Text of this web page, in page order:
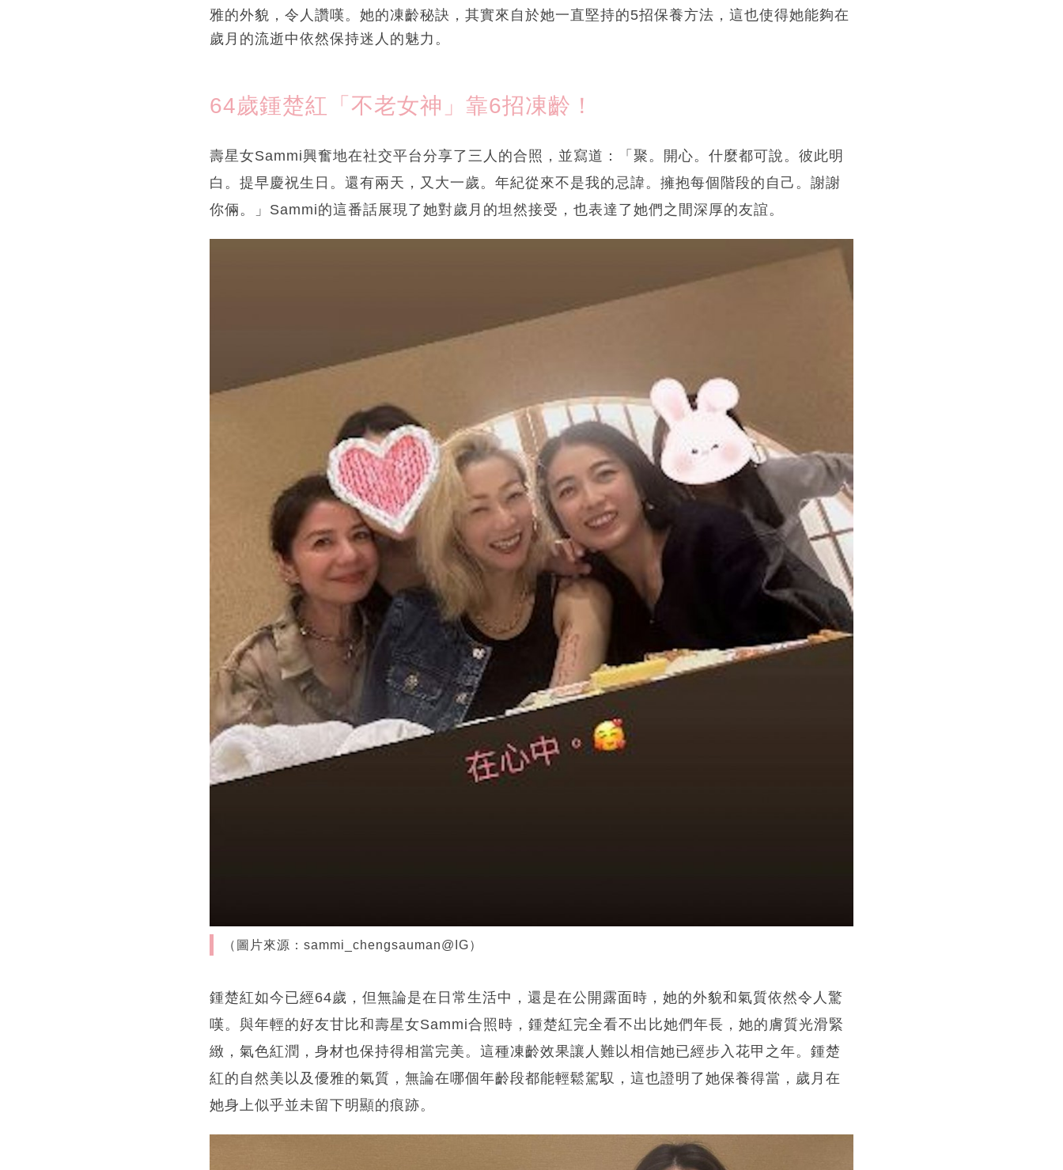
雅的外貌，令人讚嘆。她的凍齡秘訣，其實來自於她一直堅持的5招保養方法，這也使得她能夠在
歲月的流逝中依然保持迷人的魅力。
64歲鍾楚紅「不老女神」靠6招凍齡！
壽星女Sammi興奮地在社交平台分享了三人的合照，並寫道：「聚。開心。什麼都可說。彼此明
白。提早慶祝生日。還有兩天，又大一歲。年紀從來不是我的忌諱。擁抱每個階段的自己。謝謝
你倆。」Sammi的這番話展現了她對歲月的坦然接受，也表達了她們之間深厚的友誼。
（圖片來源：sammi_chengsauman@IG）
鍾楚紅如今已經64歲，但無論是在日常生活中，還是在公開露面時，她的外貌和氣質依然令人驚
嘆。與年輕的好友甘比和壽星女Sammi合照時，鍾楚紅完全看不出比她們年長，她的膚質光滑緊
緻，氣色紅潤，身材也保持得相當完美。這種凍齡效果讓人難以相信她已經步入花甲之年。鍾楚
紅的自然美以及優雅的氣質，無論在哪個年齡段都能輕鬆駕馭，這也證明了她保養得當，歲月在
她身上似乎並未留下明顯的痕跡。